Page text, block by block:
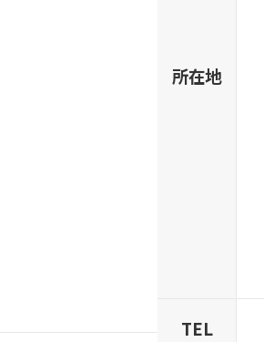
所在地
TEL